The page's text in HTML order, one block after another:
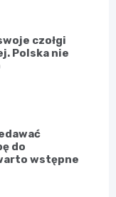
czołgi
Polska nie
do
wstępne